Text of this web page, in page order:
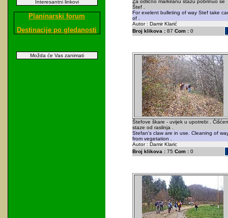
Interesantni linkovi
Planinarski forum
Destinacije po gledanosti
Možda će Vas zanimati
Za odlično markiranu stazu pobrinuo se
Štef .
For exelent bulleting of way Stef take
of .
Autor : Damir Klarić
Broj klikova :87 Com :0
Štefove škare - uvijek u upotrebi .
staze od raslinja .
Stefan's claw are in use. Cleaning of
from vegetation .
Autor : Damir Klaric
Broj klikova :75 Com :0